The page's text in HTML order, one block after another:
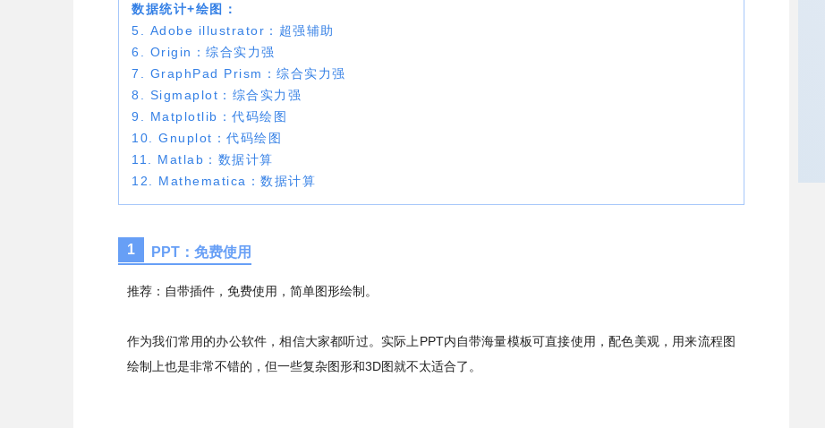
数据统计+绘图：
5. Adobe illustrator：超强辅助
6. Origin：综合实力强
7. GraphPad Prism：综合实力强
8. Sigmaplot：综合实力强
9. Matplotlib：代码绘图
10. Gnuplot：代码绘图
11. Matlab：数据计算
12. Mathematica：数据计算
1 PPT：免费使用
推荐：自带插件，免费使用，简单图形绘制。
作为我们常用的办公软件，相信大家都听过。实际上PPT内自带海量模板可直接使用，配色美观，用来流程图
绘制上也是非常不错的，但一些复杂图形和3D图就不太适合了。